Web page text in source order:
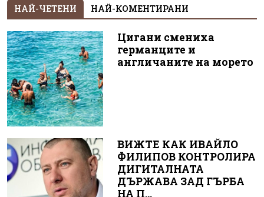
НАЙ-ЧЕТЕНИ НАЙ-КОМЕНТИРАНИ
Цигани смениха
германците и
англичаните на морето
ВИЖТЕ КАК ИВАЙЛО
ФИЛИПОВ КОНТРОЛИРА
ДИГИТАЛНАТА
ДЪРЖАВА ЗАД ГЪРБА
НА П...